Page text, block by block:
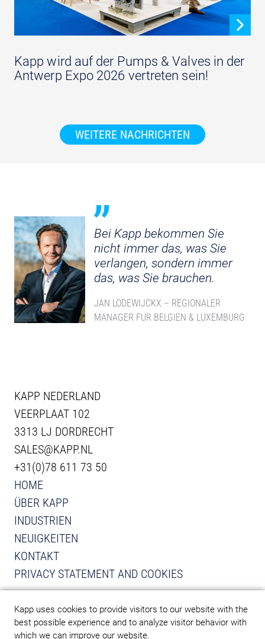
Kapp uses cookies to provide visitors to our website with the
best possible experience and to analyze visitor behavior with
which we can improve our website.
Kapp wird auf der Pumps & Valves in der
Antwerp Expo 2026 vertreten sein!
WEITERE NACHRICHTEN
Bei Kapp bekommen Sie
nicht immer das, was Sie
verlangen, sondern immer
das, was Sie brauchen.
JAN LODEWIJCKX – REGIONALER
MANAGER FUR BELGIEN & LUXEMBURG
KAPP NEDERLAND
VEERPLAAT 102
3313 LJ DORDRECHT
SALES@KAPP.NL
+31(0)78 611 73 50
HOME
ÜBER KAPP
INDUSTRIEN
NEUIGKEITEN
KONTAKT
PRIVACY STATEMENT AND COOKIES
VIEW INSTAGRAM FROM KAPP
VIEW LINKEDIN FROM KAPP